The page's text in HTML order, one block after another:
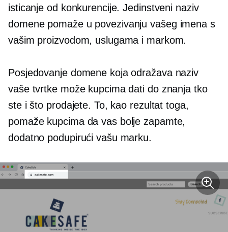
isticanje od konkurencije. Jedinstveni naziv
domene pomaže u povezivanju vašeg imena s
vašim proizvodom, uslugama i markom.
Posjedovanje domene koja odražava naziv
vaše tvrtke može kupcima dati do znanja tko
ste i što prodajete. To, kao rezultat toga,
pomaže kupcima da vas bolje zapamte,
dodatno podupirući vašu marku.